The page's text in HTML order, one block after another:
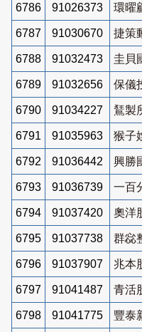
6786 91026373 環曜
6787 91030670 捷策
6788 91032473 圭貝
6789 91032656 保儀
6790 91034227 鵟製
6791 91035963 猴子
6792 91036442 興勝
6793 91036739 一百
6794 91037420 奧洋
6795 91037738 群惢
6796 91037907 兆本
6797 91041487 青活
6798 91041775 豐泰